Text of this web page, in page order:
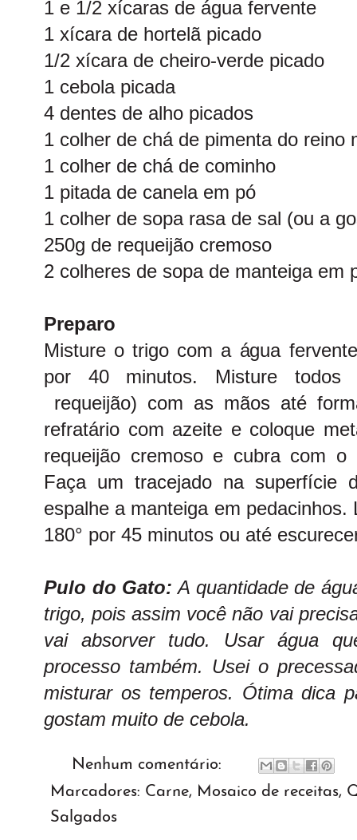
1 e 1/2 xícaras de água fervente
1 xícara de hortelã picado
1/2 xícara de cheiro-verde picado
1 cebola picada
4 dentes de alho picados
1 colher de chá de pimenta do reino
1 colher de chá de cominho
1 pitada de canela em pó
1 colher de sopa rasa de sal (ou a
250g de requeijão cremoso
2 colheres de sopa de manteiga em
Preparo
Misture o trigo com a água
por 40 minutos. Misture todos
requeijão) com as mãos até
refratário com azeite e coloque
requeijão cremoso e cubra com o
Faça um tracejado na superfície
espalhe a manteiga em
180° por 45 minutos ou até
Pulo do Gato: A quantidade de
trigo, pois assim você não vai
vai absorver tudo. Usar água
processo também. Usei o
misturar os temperos. Ótima dica
gostam muito de cebola.
Nenhum comentário:
Marcadores: Carne, Mosaico de receitas,
Salgados